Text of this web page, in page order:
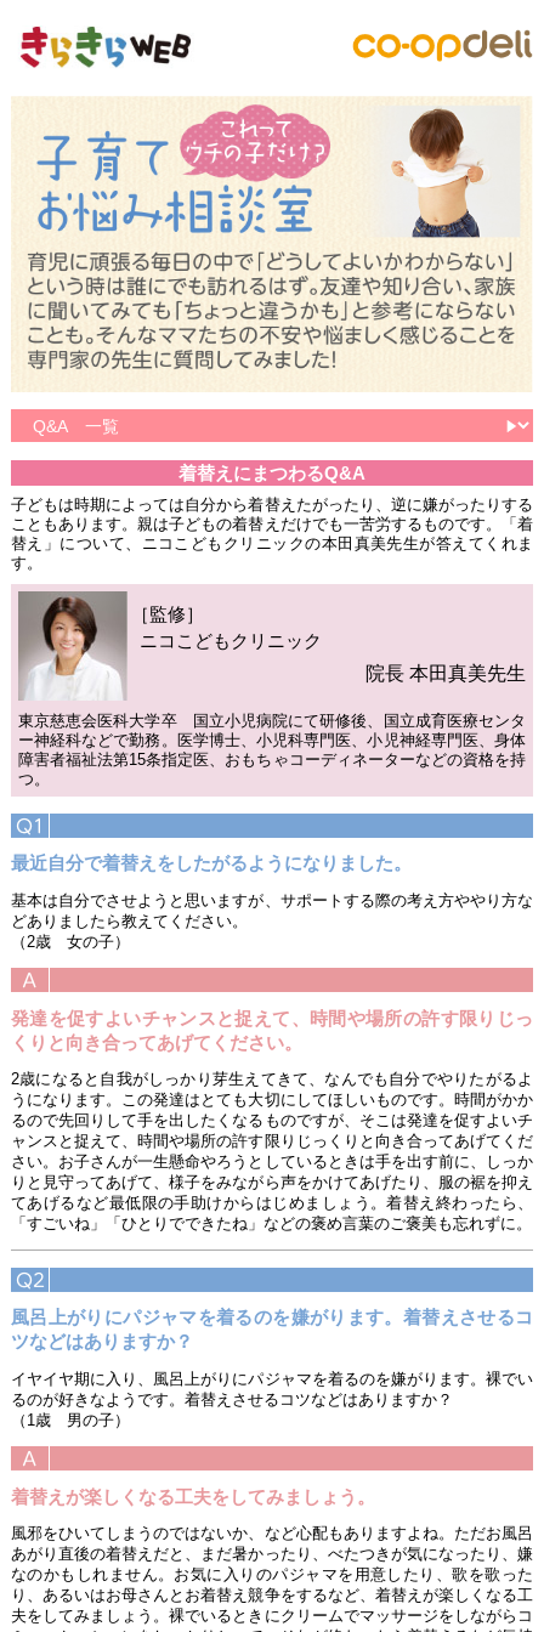
着替えにまつわるQ&A
子どもは時期によっては自分から着替えたがったり、逆に嫌がったりする
こともあります。親は子どもの着替えだけでも一苦労するものです。「着
替え」について、ニコこどもクリニックの本田真美先生が答えてくれま
す。
［監修］
ニコこどもクリニック
院長 本田真美先生
東京慈恵会医科大学卒 国立小児病院にて研修後、国立成育医療センタ
ー神経科などで勤務。医学博士、小児科専門医、小児神経専門医、身体
障害者福祉法第15条指定医、おもちゃコーディネーターなどの資格を持
つ。
最近自分で着替えをしたがるようになりました。
基本は自分でさせようと思いますが、サポートする際の考え方ややり方な
どありましたら教えてください。
（2歳 女の子）
発達を促すよいチャンスと捉えて、時間や場所の許す限りじっ
くりと向き合ってあげてください。
2歳になると自我がしっかり芽生えてきて、なんでも自分でやりたがるよ
うになります。この発達はとても大切にしてほしいものです。時間がかか
るので先回りして手を出したくなるものですが、そこは発達を促すよいチ
ャンスと捉えて、時間や場所の許す限りじっくりと向き合ってあげてくだ
さい。お子さんが一生懸命やろうとしているときは手を出す前に、しっか
りと見守ってあげて、様子をみながら声をかけてあげたり、服の裾を抑え
てあげるなど最低限の手助けからはじめましょう。着替え終わったら、
「すごいね」「ひとりでできたね」などの褒め言葉のご褒美も忘れずに。
風呂上がりにパジャマを着るのを嫌がります。着替えさせるコ
ツなどはありますか？
イヤイヤ期に入り、風呂上がりにパジャマを着るのを嫌がります。裸でい
るのが好きなようです。着替えさせるコツなどはありますか？
（1歳 男の子）
着替えが楽しくなる工夫をしてみましょう。
風邪をひいてしまうのではないか、など心配もありますよね。ただお風呂
あがり直後の着替えだと、まだ暑かったり、べたつきが気になったり、嫌
なのかもしれません。お気に入りのパジャマを用意したり、歌を歌った
り、あるいはお母さんとお着替え競争をするなど、着替えが楽しくなる工
夫をしてみましょう。裸でいるときにクリームでマッサージをしながらコ